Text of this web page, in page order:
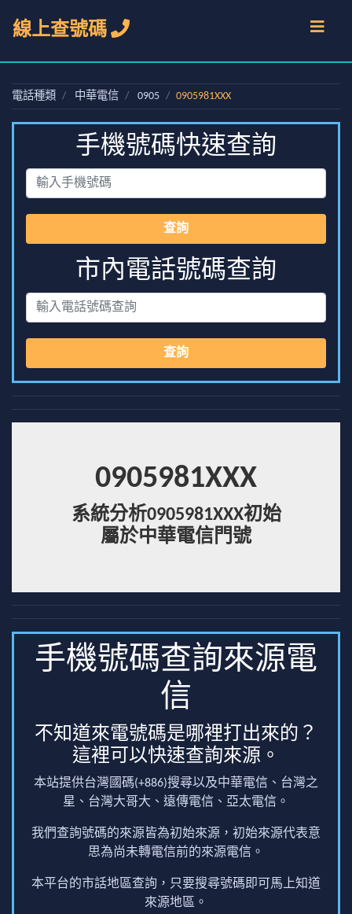
線上查號碼
電話種類 中華電信 0905 0905981XXX
手機號碼快速查詢
查詢
市內電話號碼查詢
查詢
0905981XXX
系統分析0905981XXX初始
屬於中華電信門號
手機號碼查詢來源電
信
不知道來電號碼是哪裡打出來的？
這裡可以快速查詢來源。
本站提供台灣國碼(+886)搜尋以及中華電信、台灣之
星、台灣大哥大、遠傳電信、亞太電信。
我們查詢號碼的來源皆為初始來源，初始來源代表意
思為尚未轉電信前的來源電信。
本平台的市話地區查詢，只要搜尋號碼即可馬上知道
來源地區。